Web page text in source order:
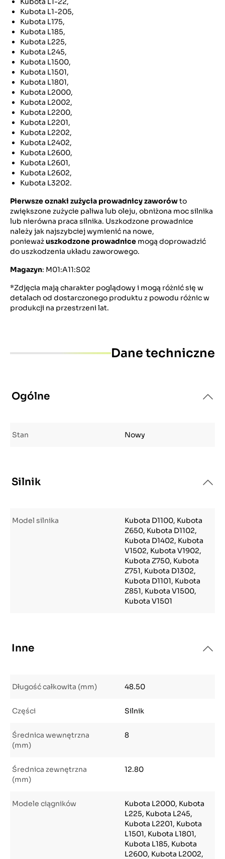
Kubota L1-205,
Kubota L175,
Kubota L185,
Kubota L225,
Kubota L245,
Kubota L1500,
Kubota L1501,
Kubota L1801,
Kubota L2000,
Kubota L2002,
Kubota L2200,
Kubota L2201,
Kubota L2202,
Kubota L2402,
Kubota L2600,
Kubota L2601,
Kubota L2602,
Kubota L3202.
Pierwsze oznaki zużycia prowadnicy zaworówto
zwiększone zużycie paliwa lub oleju, obniżona moc silnika
lub nierówna praca silnika. Uszkodzone prowadnice
należy jak najszybciej wymienić na nowe,
ponieważuszkodzone prowadnice mogą doprowadzić
do uszkodzenia układu zaworowego.
Magazyn: M01:A11:S02
*Zdjęcia mają charakter poglądowy i mogą różnić się w
detalach od dostarczonego produktu z powodu różnic w
produkcji na przestrzeni lat.
Dane techniczne
Ogólne
Stan Nowy
Silnik
Model silnika
Kubota D1100, Kubota
Z650, Kubota D1102,
Kubota D1402, Kubota
V1502, Kubota V1902,
Kubota Z750, Kubota
Z751, Kubota D1302,
Kubota D1101, Kubota
Z851, Kubota V1500,
Kubota V1501
Inne
Długość całkowita (mm) 48.50
Części Silnik
Średnica wewnętrzna
(mm)
8
Średnica zewnętrzna
(mm)
12.80
Modele ciągników
Kubota L2000, Kubota
L225, Kubota L245,
Kubota L2201, Kubota
L1501, Kubota L1801,
Kubota L185, Kubota
L2600, Kubota L2002,